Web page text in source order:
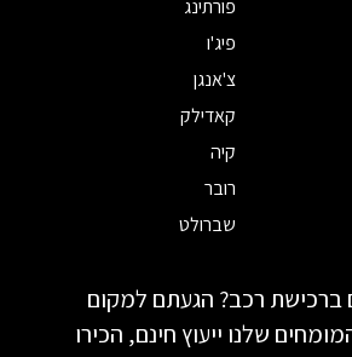
פורתינג
פיג'ו
צ'אנגן
קאדילק
קיה
רובר
שברולט
ברכישת רכב? הגעתם למקום
שלנו ייעוץ חינם, הכירו